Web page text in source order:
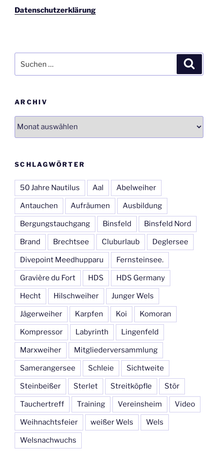
Datenschutzerklärung
nach:
ARCHIV
Archiv
SCHLAGWÖRTER
50 Jahre Nautilus Aal Abelweiher
Antauchen Aufräumen Ausbildung
Bergungstauchgang Binsfeld Binsfeld Nord
Brand Brechtsee Cluburlaub Deglersee
Divepoint Meedhupparu Fernsteinsee.
Gravière du Fort HDS HDS Germany
Hecht Hilschweiher Junger Wels
Jägerweiher Karpfen Koi Komoran
Kompressor Labyrinth Lingenfeld
Marxweiher Mitgliederversammlung
Samerangersee Schleie Sichtweite
Steinbeißer Sterlet Streitköpfle Stör
Tauchertreff Training Vereinsheim Video
Weihnachtsfeier weißer Wels Wels
Welsnachwuchs